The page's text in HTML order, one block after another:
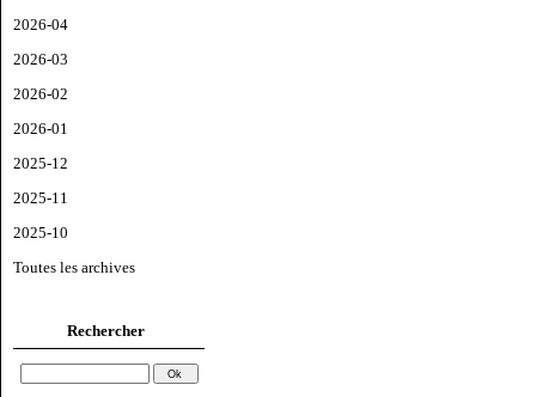
2026-04
2026-03
2026-02
2026-01
2025-12
2025-11
2025-10
Toutes les archives
Rechercher